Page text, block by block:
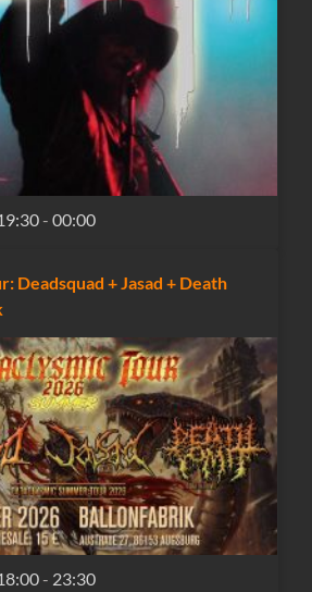
-00:00
Deadsquad + Jasad + Death
- 23:30